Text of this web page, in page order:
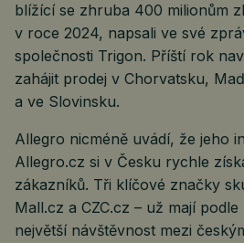
blížící se zhruba 400 milionům
v roce 2024, napsali ve své
společnosti Trigon. Příští rok
zahájit prodej v Chorvatsku,
a ve Slovinsku.
Allegro nicméně uvádí, že jeho
Allegro.cz si v Česku rychle
zákazníků. Tři klíčové značky
Mall.cz a CZC.cz – už mají
největší návštěvnost mezi